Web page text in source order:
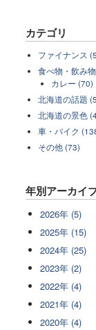
カテゴリ
ファイナンス
食べ物・飲み
カレー (70)
北海道の話題
北海道の景色
車・バイク
その他 (73)
年別アーカイ
2026年 (5)
2025年 (15)
2024年 (25)
2023年 (2)
2022年 (4)
2021年 (4)
2020年 (4)